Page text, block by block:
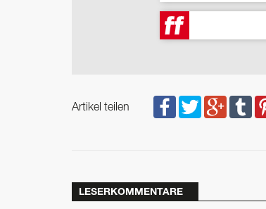
Artikel teilen
LESERKOMMENTARE